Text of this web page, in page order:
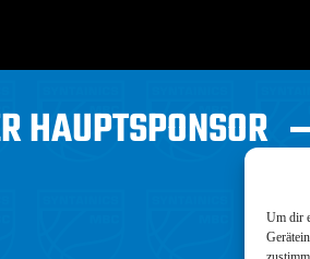
Um dir
HAUPTSPONSOR